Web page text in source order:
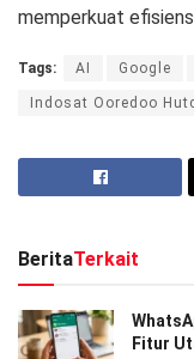
memperkuat
Tags: AI Google
Indosat Ooredoo
BeritaTerkait
Fitur